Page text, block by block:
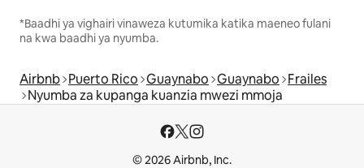
*Baadhi ya vighairi vinaweza kutumika katika maeneo fulani
na kwa baadhi ya nyumba.
Airbnb Puerto Rico Guaynabo Guaynabo Frailes
Nyumba za kupanga kuanzia mwezi mmoja
© 2026 Airbnb, Inc.